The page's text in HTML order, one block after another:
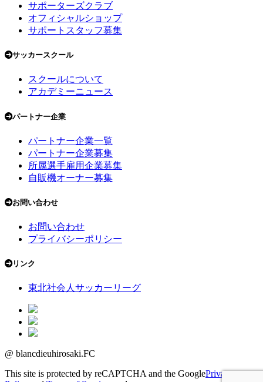
サポーターズクラブ
オフィシャルショップ
サポートスタッフ募集
サッカースクール
スクールについて
アカデミーニュース
パートナー企業
パートナー企業一覧
パートナー企業募集
所属選手雇用企業募集
自販機オーナー募集
お問い合わせ
お問い合わせ
プライバシーポリシー
リンク
東北社会人サッカーリーグ
@ blancdieuhirosaki.FC
This site is protected by reCAPTCHA and the GooglePrivacy